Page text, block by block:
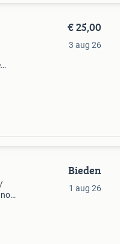
€ 25,00
3 aug 26
Bieden
1 aug 26